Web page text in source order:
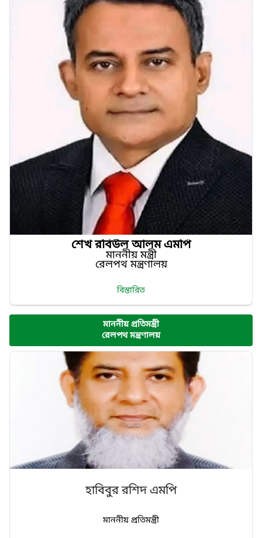
শেখ রবিউল আলম এমপি
মাননীয় মন্ত্রী
রেলপথ মন্ত্রণালয়
বিস্তারিত
মাননীয় প্রতিমন্ত্রী
রেলপথ মন্ত্রণালয়
হাবিবুর রশিদ এমপি
মাননীয় প্রতিমন্ত্রী